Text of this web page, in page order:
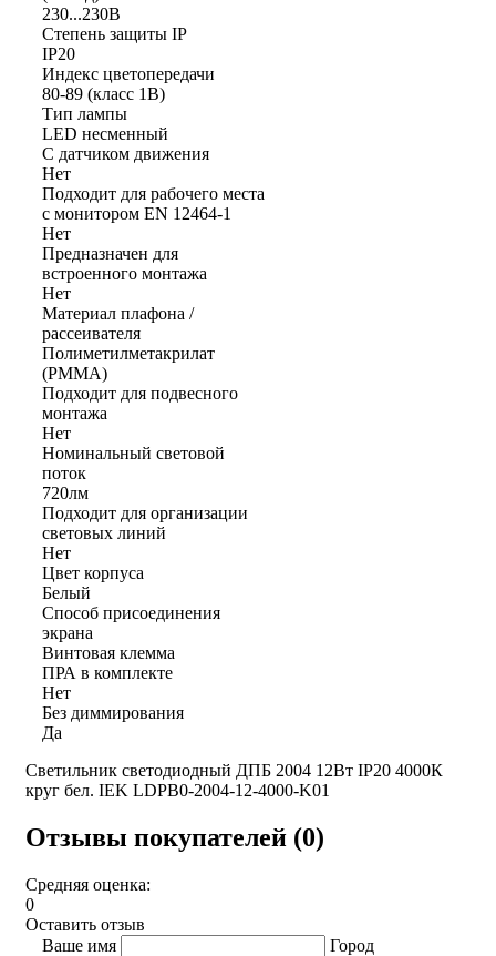
230...230В
Степень защиты IP
IP20
Индекс цветопередачи
80-89 (класс 1В)
Тип лампы
LED несменный
С датчиком движения
Нет
Подходит для рабочего места
с монитором EN 12464-1
Нет
Предназначен для
встроенного монтажа
Нет
Материал плафона /
рассеивателя
Полиметилметакрилат
(PMMA)
Подходит для подвесного
монтажа
Нет
Номинальный световой
поток
720лм
Подходит для организации
световых линий
Нет
Цвет корпуса
Белый
Способ присоединения
экрана
Винтовая клемма
ПРА в комплекте
Нет
Без диммирования
Да
Светильник светодиодный ДПБ 2004 12Вт IP20 4000К
круг бел. IEK LDPB0-2004-12-4000-K01
Отзывы покупателей (0)
Средняя оценка:
0
Оставить отзыв
Ваше имя
Город